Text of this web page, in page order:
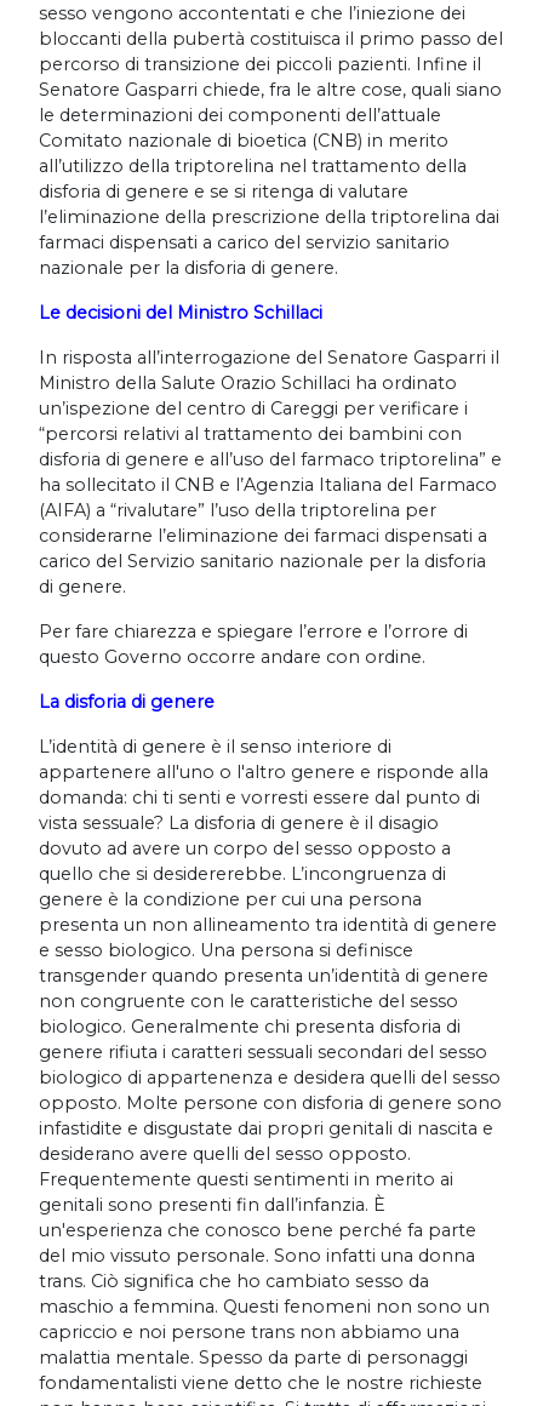
sesso vengono accontentati e che l’iniezione dei
bloccanti della pubertà costituisca il primo passo del
percorso di transizione dei piccoli pazienti. Infine il
Senatore Gasparri chiede, fra le altre cose, quali siano
le determinazioni dei componenti dell’attuale
Comitato nazionale di bioetica (CNB) in merito
all’utilizzo della triptorelina nel trattamento della
disforia di genere e se si ritenga di valutare
l’eliminazione della prescrizione della triptorelina dai
farmaci dispensati a carico del servizio sanitario
nazionale per la disforia di genere.
Le decisioni del Ministro Schillaci
In risposta all’interrogazione del Senatore Gasparri il
Ministro della Salute Orazio Schillaci ha ordinato
un’ispezione del centro di Careggi per verificare i
“percorsi relativi al trattamento dei bambini con
disforia di genere e all’uso del farmaco triptorelina” e
ha sollecitato il CNB e l’Agenzia Italiana del Farmaco
(AIFA) a “rivalutare” l’uso della triptorelina per
considerarne l’eliminazione dei farmaci dispensati a
carico del Servizio sanitario nazionale per la disforia
di genere.
Per fare chiarezza e spiegare l’errore e l’orrore di
questo Governo occorre andare con ordine.
La disforia di genere
L’identità di genere è il senso interiore di
appartenere all'uno o l'altro genere e risponde alla
domanda: chi ti senti e vorresti essere dal punto di
vista sessuale? La disforia di genere è il disagio
dovuto ad avere un corpo del sesso opposto a
quello che si desidererebbe. L’incongruenza di
genere è la condizione per cui una persona
presenta un non allineamento tra identità di genere
e sesso biologico. Una persona si definisce
transgender quando presenta un’identità di genere
non congruente con le caratteristiche del sesso
biologico. Generalmente chi presenta disforia di
genere rifiuta i caratteri sessuali secondari del sesso
biologico di appartenenza e desidera quelli del sesso
opposto. Molte persone con disforia di genere sono
infastidite e disgustate dai propri genitali di nascita e
desiderano avere quelli del sesso opposto.
Frequentemente questi sentimenti in merito ai
genitali sono presenti fin dall’infanzia. È
un'esperienza che conosco bene perché fa parte
del mio vissuto personale. Sono infatti una donna
trans. Ciò significa che ho cambiato sesso da
maschio a femmina. Questi fenomeni non sono un
capriccio e noi persone trans non abbiamo una
malattia mentale. Spesso da parte di personaggi
fondamentalisti viene detto che le nostre richieste